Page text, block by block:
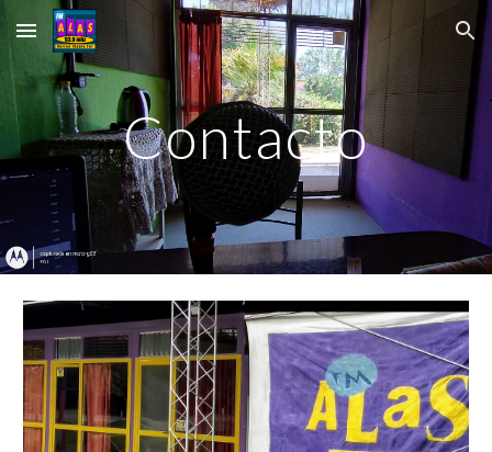
Skip to main content Skip to navigation
Contacto